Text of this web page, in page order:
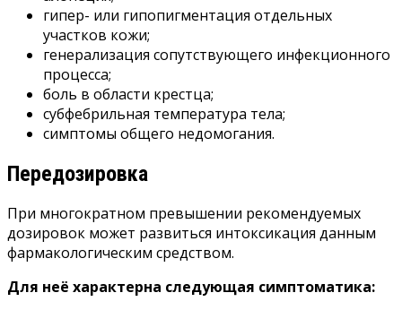
гипер- или гипопигментация отдельных
участков кожи;
генерализация сопутствующего инфекционного
процесса;
боль в области крестца;
субфебрильная температура тела;
симптомы общего недомогания.
Передозировка
При многократном превышении рекомендуемых
дозировок может развиться интоксикация данным
фармакологическим средством.
Для неё характерна следующая симптоматика: